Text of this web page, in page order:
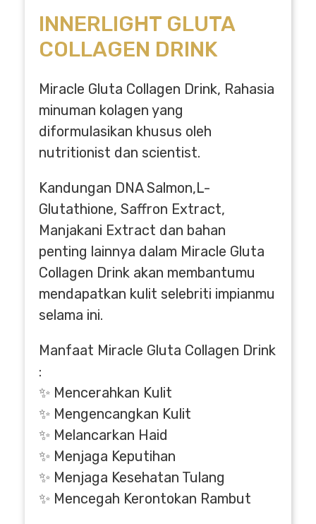
INNERLIGHT GLUTA
COLLAGEN DRINK
Miracle Gluta Collagen Drink, Rahasia
minuman kolagen yang
diformulasikan khusus oleh
nutritionist dan scientist.
Kandungan DNA Salmon,L-
Glutathione, Saffron Extract,
Manjakani Extract dan bahan
penting lainnya dalam Miracle Gluta
Collagen Drink akan membantumu
mendapatkan kulit selebriti impianmu
selama ini.
Manfaat Miracle Gluta Collagen Drink
:
✨ Mencerahkan Kulit
✨ Mengencangkan Kulit
✨ Melancarkan Haid
✨ Menjaga Keputihan
✨ Menjaga Kesehatan Tulang
✨ Mencegah Kerontokan Rambut